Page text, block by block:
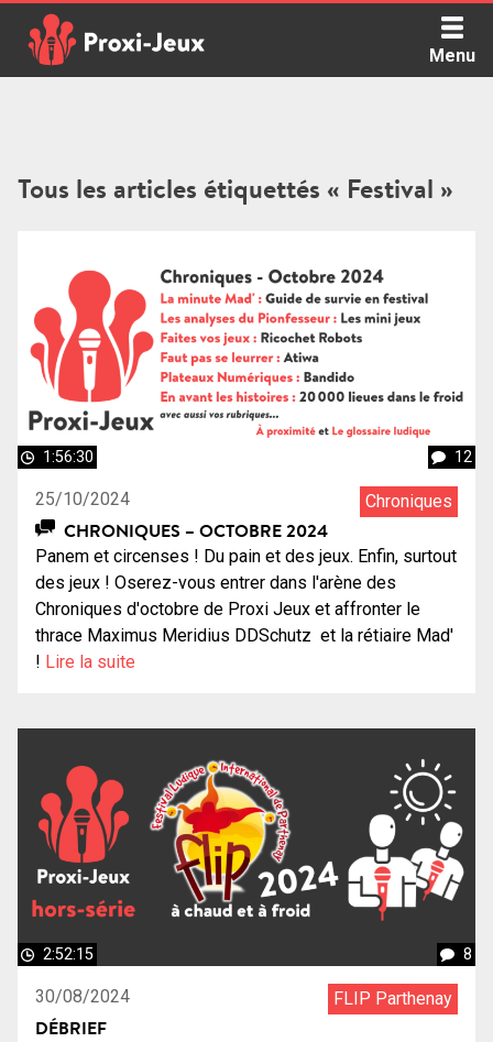
content
Menu
Tous les articles étiquettés « Festival »
1:56:30 12
25/10/2024 Chroniques
CHRONIQUES – OCTOBRE 2024
Panem et circenses ! Du pain et des jeux. Enfin, surtout
des jeux ! Oserez-vous entrer dans l'arène des
Chroniques d'octobre de Proxi Jeux et affronter le
thrace Maximus Meridius DDSchutz et la rétiaire Mad'
! Lire la suite
2:52:15 8
30/08/2024 FLIP Parthenay
DÉBRIEF